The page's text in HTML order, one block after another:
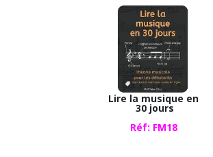
Lire la musique en
30 jours
Réf: FM18